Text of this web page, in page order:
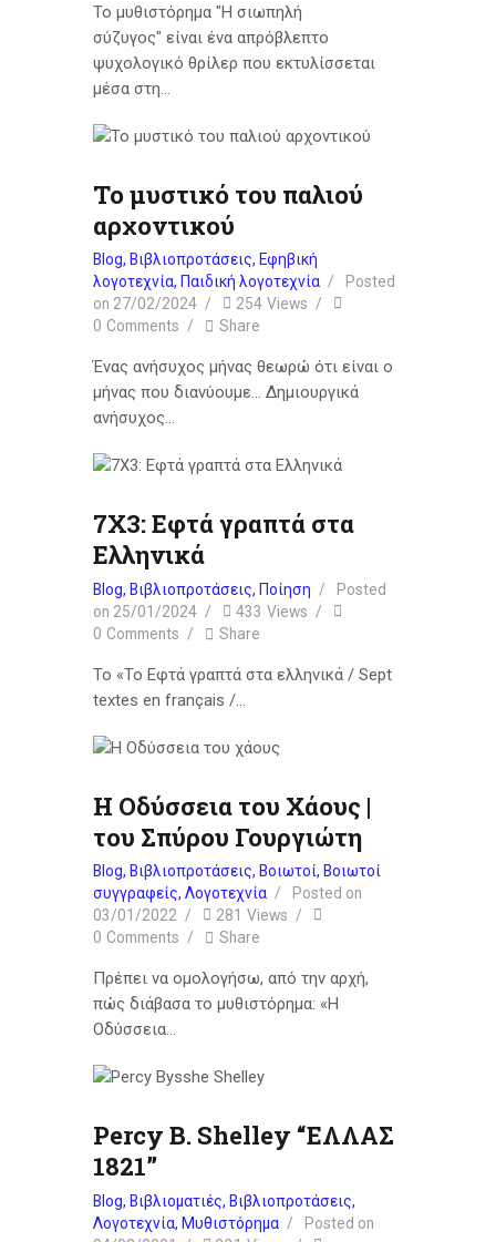
Το μυθιστόρημα "Η σιωπηλή
σύζυγος" είναι ένα απρόβλεπτο
ψυχολογικό θρίλερ που εκτυλίσσεται
μέσα στη…
Το μυστικό του παλιού
αρχοντικού
Blog, Βιβλιοπροτάσεις, Εφηβική
λογοτεχνία, Παιδική λογοτεχνία
Posted
on 27/02/2024 254 Views
0 Comments Share
Ένας ανήσυχος μήνας θεωρώ ότι είναι ο
μήνας που διανύουμε… Δημιουργικά
ανήσυχος…
7Χ3: Εφτά γραπτά στα
Ελληνικά
Blog, Βιβλιοπροτάσεις, Ποίηση
Posted
on 25/01/2024 433 Views
0 Comments Share
Το «Το Εφτά γραπτά στα ελληνικά / Sept
textes en français /…
Η Οδύσσεια του Χάους |
του Σπύρου Γουργιώτη
Blog, Βιβλιοπροτάσεις, Βοιωτοί, Βοιωτοί
συγγραφείς, Λογοτεχνία
Posted on
03/01/2022
281 Views
0 Comments Share
Πρέπει να ομολογήσω, από την αρχή,
πώς διάβασα το μυθιστόρημα: «Η
Οδύσσεια…
Percy B. Shelley “ΕΛΛΑΣ
1821”
Blog, Βιβλιοματιές, Βιβλιοπροτάσεις,
Λογοτεχνία, Μυθιστόρημα
Posted on